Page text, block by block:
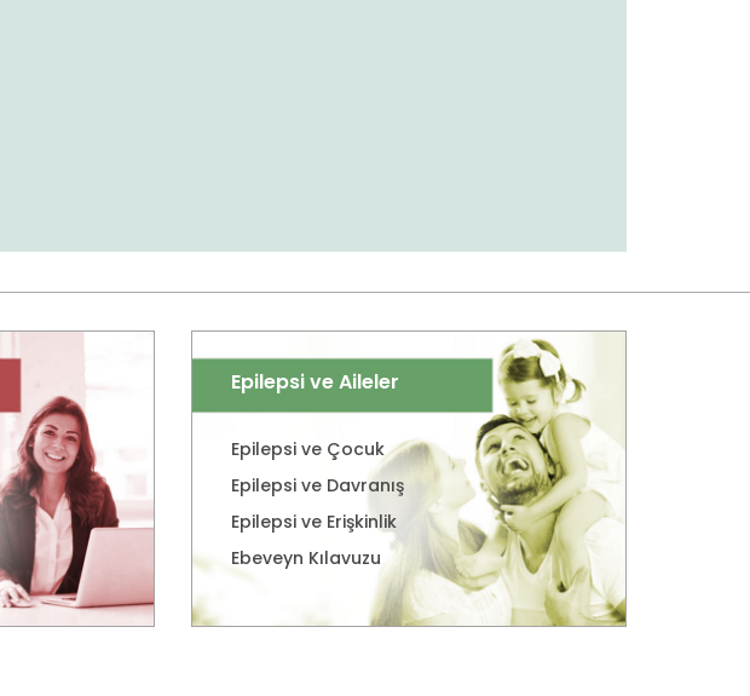
Epilepsi ve Aileler
Epilepsi ve Çocuk
Epilepsi ve Davranış
Epilepsi ve Erişkinlik
Ebeveyn Kılavuzu